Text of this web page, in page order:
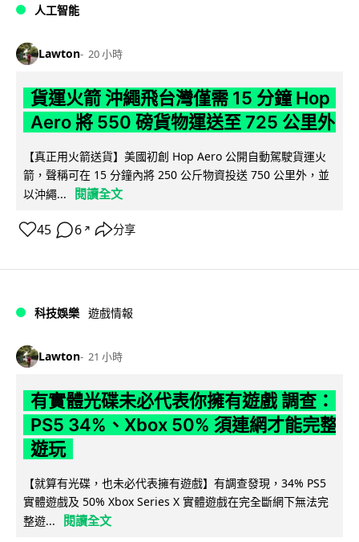
人工智能
Lawton 20 小時
貨運火箭 沖繩飛台灣僅需 15 分鐘 Hop
Aero 將 550 磅貨物運送至 725 公里外
【真正用火箭送貨】美國初創 Hop Aero 公開自動駕駛貨運火
箭，聲稱可在 15 分鐘內將 250 公斤物資投送 750 公里外，並
以沖繩...
閱讀全文
45 6 ↗ 分享
科技娛樂 遊戲情報
Lawton 21 小時
有實體光碟未必代表你擁有遊戲 調查：
PS5 34%、Xbox 50% 須連網才能完整
遊玩
【就算有光碟，也未必代表擁有遊戲】有調查發現，34% PS5
實體遊戲及 50% Xbox Series X 實體遊戲在完全斷網下無法完
整遊...
閱讀全文